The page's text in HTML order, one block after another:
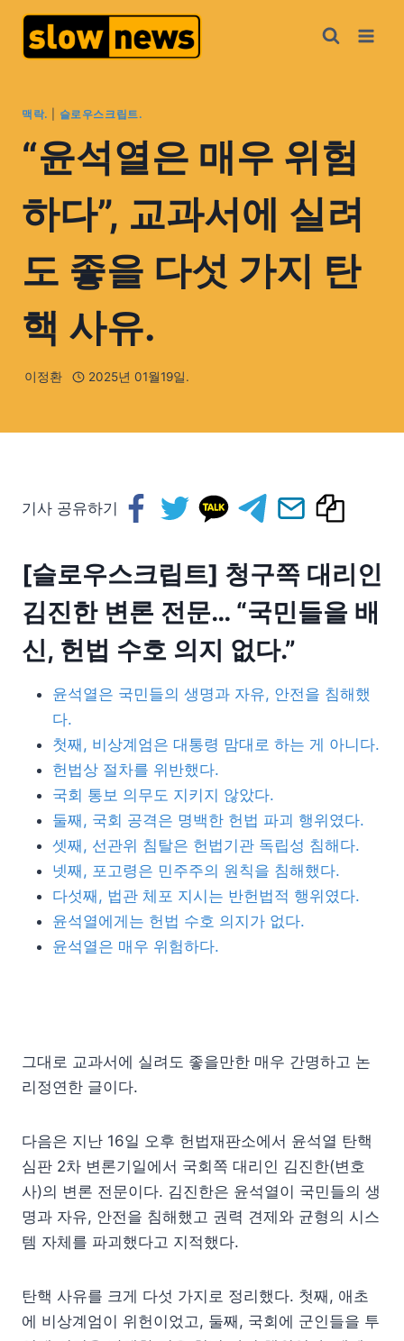
맥락. 슬로우스크립트.
“윤석열은 매우 위험
하다”, 교과서에 실려
도 좋을 다섯 가지 탄
핵 사유.
이정환 2025년 01월19일.
기사 공유하기
[슬로우스크립트] 청구쪽 대리인
김진한 변론 전문… “국민들을 배
신, 헌법 수호 의지 없다.”
윤석열은 국민들의 생명과 자유, 안전을 침해했
다.
첫째, 비상계엄은 대통령 맘대로 하는 게 아니다.
헌법상 절차를 위반했다.
국회 통보 의무도 지키지 않았다.
둘째, 국회 공격은 명백한 헌법 파괴 행위였다.
셋째, 선관위 침탈은 헌법기관 독립성 침해다.
넷째, 포고령은 민주주의 원칙을 침해했다.
다섯째, 법관 체포 지시는 반헌법적 행위였다.
윤석열에게는 헌법 수호 의지가 없다.
윤석열은 매우 위험하다.
그대로 교과서에 실려도 좋을만한 매우 간명하고 논
리정연한 글이다.
다음은 지난 16일 오후 헌법재판소에서 윤석열 탄핵
심판 2차 변론기일에서 국회쪽 대리인 김진한(변호
사)의 변론 전문이다. 김진한은 윤석열이 국민들의 생
명과 자유, 안전을 침해했고 권력 견제와 균형의 시스
템 자체를 파괴했다고 지적했다.
탄핵 사유를 크게 다섯 가지로 정리했다. 첫째, 애초
에 비상계엄이 위헌이었고, 둘째, 국회에 군인들을 투